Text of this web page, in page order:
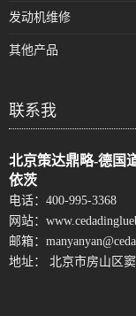
发动机维修
其他产品
联系我
北京策达鼎略-德国
依茨
电话： 400-995-3368
网站：
邮箱：
地址： 北京市房山区